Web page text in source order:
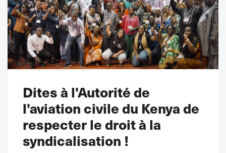
Dites à l'Autorité de
l'aviation civile du Kenya de
respecter le droit à la
syndicalisation !